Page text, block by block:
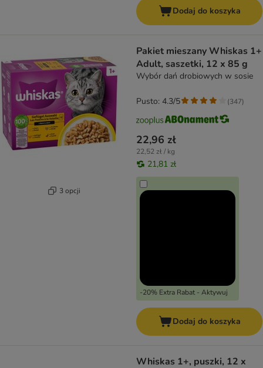
Dodaj do koszyka
3 opcji
Pakiet mieszany Whiskas 1+
Adult, saszetki, 12 x 85 g
Wybór dań drobiowych w sosie
22,96 zł
22,52 zł / kg
21,81 zł
-20% Extra Rabat - Aktywuj
Pusto: 4.3/5 (347)
Dodaj do koszyka
Whiskas 1+, puszki, 12 x